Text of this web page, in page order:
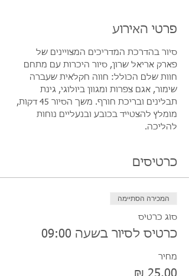
פרטי האירוע
סיור בהדרכת המדריכים המצויינים של
פארק אריאל שרון, סיור היכרות עם מתחם
חוות שלם הכולל: חווה חקלאית שעברה
שימור, אגם צפרות ומגוון ביולוגי, גינת
תבלינים ובריכת חורף. משך הסיור 45 דקות,
מומלץ להצטייד בכובע ובנעליים נוחות
להליכה.
כרטיסים
המכירה הסתיימה
סוג כרטיס
כרטיס לסיור בשעה 09:00
מחיר